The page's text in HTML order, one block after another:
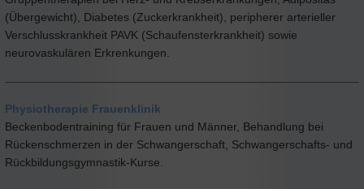
(Übergewicht), Diabetes (Zuckerkrankheit), peripherer arterieller
Verschlusskrankheit PAVK (Schaufensterkrankheit) sowie
neurovaskulären Erkrenkungen.
Physiotherapie Frauenklinik
Beckenbodentraining für Frauen und Männer, Behandlung bei
Rückenschmerzen in der Schwangerschaft, Schwangerschafts- und
Rückbildungsgymnastik-Kurse.